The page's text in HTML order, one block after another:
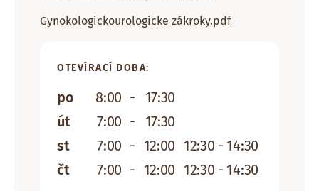
Gynokologickourologicke zákroky.pdf
OTEVÍRACÍ DOBA:
po 8:00 -
17:30
út
7:00 -
17:30
st
7:00 - 12:00 12:30 - 14:30
čt
7:00 - 12:00 12:30 - 14:30